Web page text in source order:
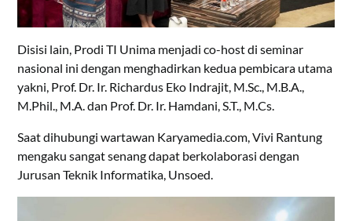
Disisi lain, Prodi TI Unima menjadi co-host di seminar
nasional ini dengan menghadirkan kedua pembicara utama
yakni, Prof. Dr. Ir. Richardus Eko Indrajit, M.Sc., M.B.A.,
M.Phil., M.A. dan Prof. Dr. Ir. Hamdani, S.T., M.Cs.
Saat dihubungi wartawan Karyamedia.com, Vivi Rantung
mengaku sangat senang dapat berkolaborasi dengan
Jurusan Teknik Informatika, Unsoed.